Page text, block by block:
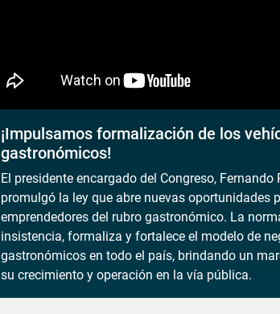
¡Impulsamos formalización de los
gastronómicos!
El presidente encargado del Congreso, Fernando
promulgó la ley que abre nuevas oportunidades
emprendedores del rubro gastronómico. La
insistencia, formaliza y fortalece el modelo de
gastronómicos en todo el país, brindando un
su crecimiento y operación en la vía pública.